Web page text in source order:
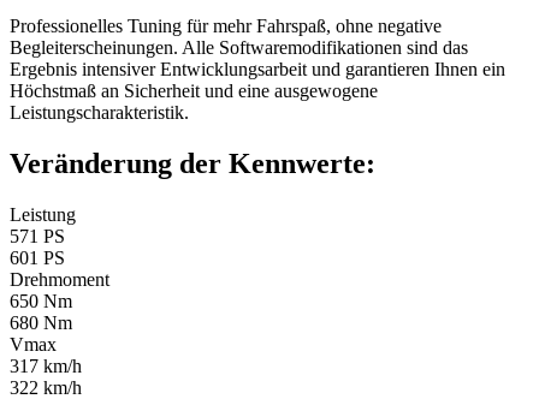
Professionelles Tuning für mehr Fahrspaß, ohne negative
Begleiterscheinungen. Alle Softwaremodifikationen sind das
Ergebnis intensiver Entwicklungsarbeit und garantieren Ihnen ein
Höchstmaß an Sicherheit und eine ausgewogene
Leistungscharakteristik.
Veränderung der Kennwerte:
Leistung
571 PS
601 PS
Drehmoment
650 Nm
680 Nm
Vmax
317 km/h
322 km/h